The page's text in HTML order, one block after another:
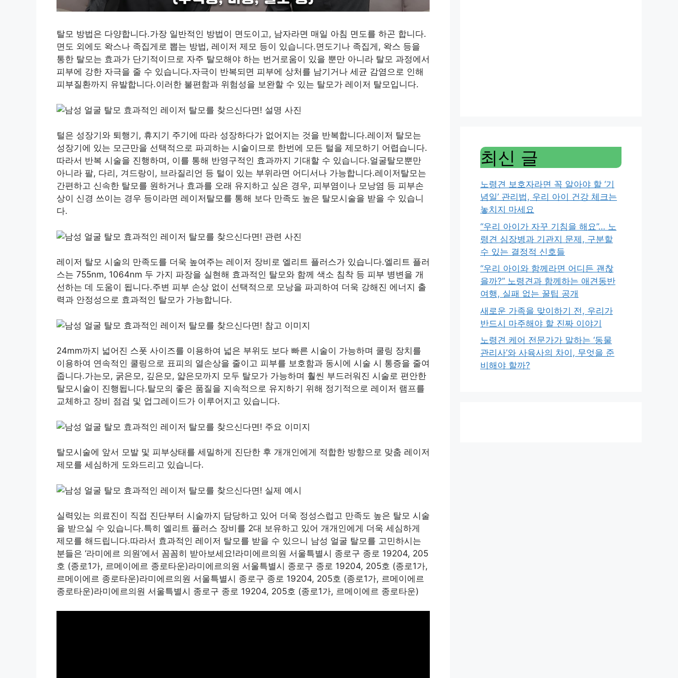
탈모 방법은 다양합니다.가장 일반적인 방법이 면도이고, 남자라면 매일 아침 면도를 하곤 합니다.
면도 외에도 왁스나 족집게로 뽑는 방법, 레이저 제모 등이 있습니다.면도기나 족집게, 왁스 등을
통한 탈모는 효과가 단기적이므로 자주 탈모해야 하는 번거로움이 있을 뿐만 아니라 탈모 과정에서
피부에 강한 자극을 줄 수 있습니다.자극이 반복되면 피부에 상처를 남기거나 세균 감염으로 인해
피부질환까지 유발합니다.이러한 불편함과 위험성을 보완할 수 있는 탈모가 레이저 탈모입니다.
털은 성장기와 퇴행기, 휴지기 주기에 따라 성장하다가 없어지는 것을 반복합니다.레이저 탈모는
성장기에 있는 모근만을 선택적으로 파괴하는 시술이므로 한번에 모든 털을 제모하기 어렵습니다.
따라서 반복 시술을 진행하며, 이를 통해 반영구적인 효과까지 기대할 수 있습니다.얼굴탈모뿐만
아니라 팔, 다리, 겨드랑이, 브라질리언 등 털이 있는 부위라면 어디서나 가능합니다.레이저탈모는
간편하고 신속한 탈모를 원하거나 효과를 오래 유지하고 싶은 경우, 피부염이나 모낭염 등 피부손
상이 신경 쓰이는 경우 등이라면 레이저탈모를 통해 보다 만족도 높은 탈모시술을 받을 수 있습니
다.
레이저 탈모 시술의 만족도를 더욱 높여주는 레이저 장비로 엘리트 플러스가 있습니다.엘리트 플러
스는 755nm, 1064nm 두 가지 파장을 실현해 효과적인 탈모와 함께 색소 침착 등 피부 병변을 개
선하는 데 도움이 됩니다.주변 피부 손상 없이 선택적으로 모낭을 파괴하여 더욱 강해진 에너지 출
력과 안정성으로 효과적인 탈모가 가능합니다.
24mm까지 넓어진 스폿 사이즈를 이용하여 넓은 부위도 보다 빠른 시술이 가능하며 쿨링 장치를
이용하여 연속적인 쿨링으로 표피의 열손상을 줄이고 피부를 보호함과 동시에 시술 시 통증을 줄여
줍니다.가는모, 굵은모, 깊은모, 얇은모까지 모두 탈모가 가능하며 훨씬 부드러워진 시술로 편안한
탈모시술이 진행됩니다.탈모의 좋은 품질을 지속적으로 유지하기 위해 정기적으로 레이저 램프를
교체하고 장비 점검 및 업그레이드가 이루어지고 있습니다.
탈모시술에 앞서 모발 및 피부상태를 세밀하게 진단한 후 개개인에게 적합한 방향으로 맞춤 레이저
제모를 세심하게 도와드리고 있습니다.
실력있는 의료진이 직접 진단부터 시술까지 담당하고 있어 더욱 정성스럽고 만족도 높은 탈모 시술
을 받으실 수 있습니다.특히 엘리트 플러스 장비를 2대 보유하고 있어 개개인에게 더욱 세심하게
제모를 해드립니다.따라서 효과적인 레이저 탈모를 받을 수 있으니 남성 얼굴 탈모를 고민하시는
분들은 ‘라미에르 의원’에서 꼼꼼히 받아보세요!라미에르의원 서울특별시 종로구 종로 19204, 205
호 (종로1가, 르메이에르 종로타운)라미에르의원 서울특별시 종로구 종로 19204, 205호 (종로1가,
르메이에르 종로타운)라미에르의원 서울특별시 종로구 종로 19204, 205호 (종로1가, 르메이에르
종로타운)라미에르의원 서울특별시 종로구 종로 19204, 205호 (종로1가, 르메이에르 종로타운)
최신 글
노령견 보호자라면 꼭 알아야 할 ‘기
념일’ 관리법, 우리 아이 건강 체크는
놓치지 마세요
“우리 아이가 자꾸 기침을 해요”… 노
령견 심장병과 기관지 문제, 구분할
수 있는 결정적 신호들
“우리 아이와 함께라면 어디든 괜찮
을까?” 노령견과 함께하는 애견동반
여행, 실패 없는 꿀팁 공개
새로운 가족을 맞이하기 전, 우리가
반드시 마주해야 할 진짜 이야기
노령견 케어 전문가가 말하는 ‘동물
관리사’와 사육사의 차이, 무엇을 준
비해야 할까?